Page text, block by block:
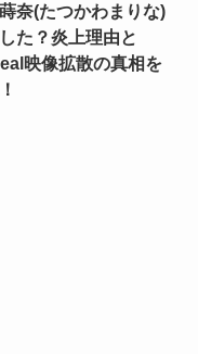
奈(たつかわまりな)
た？炎上理由と
映像拡散の真相を